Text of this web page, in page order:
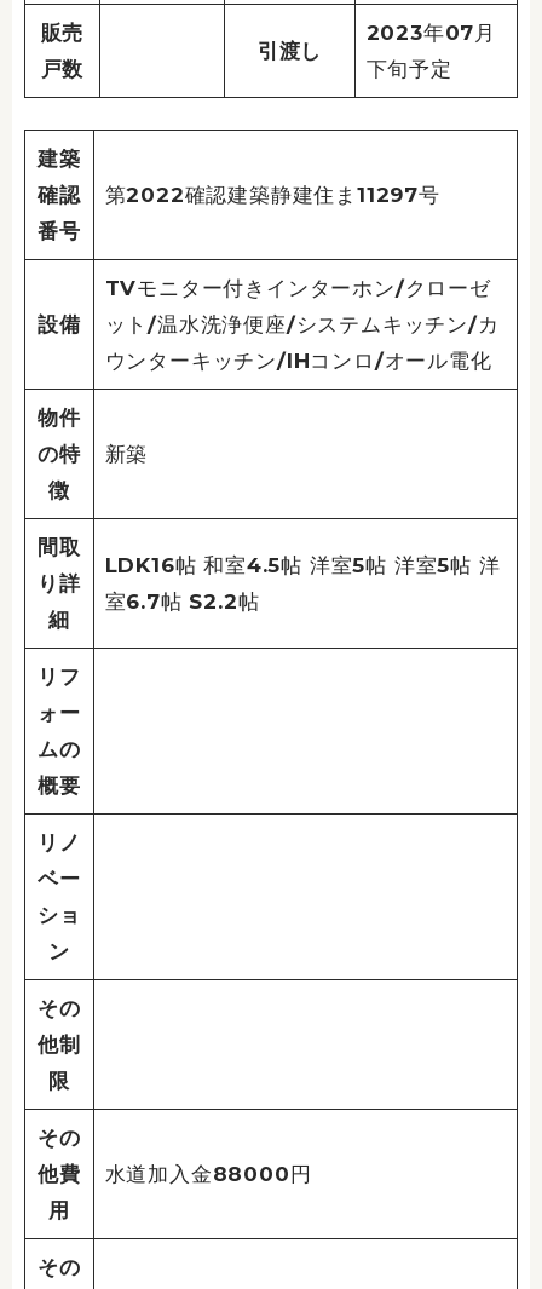
販売
戸数
引渡し
2023年07月
下旬予定
建築
確認
番号
第2022確認建築静建住ま11297号
設備
TVモニター付きインターホン/クローゼ
ット/温水洗浄便座/システムキッチン/カ
ウンターキッチン/IHコンロ/オール電化
物件
の特
徴
新築
間取
り詳
細
LDK16帖 和室4.5帖 洋室5帖 洋室5帖 洋
室6.7帖 S2.2帖
リフ
ォー
ムの
概要
リノ
ベー
ショ
ン
その
他制
限
その
他費
用
水道加入金88000円
その